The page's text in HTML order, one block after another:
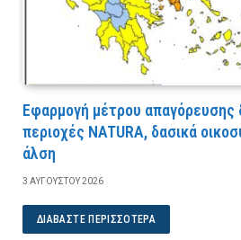
Εφαρμογή μέτρου απαγόρευσης
περιοχές NATURA, δασικά
άλση
3 ΑΥΓΟΎΣΤΟΥ 2026
ΔΙΑΒΆΣΤΕ ΠΕΡΙΣΣΌΤΕΡΑ